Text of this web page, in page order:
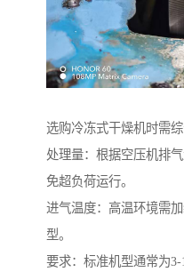
选购冷冻式干燥机时需综
处理量：根据空压机排
免超负荷运行。
进气温度：高温环境需
型。
要求：标准机型通常为